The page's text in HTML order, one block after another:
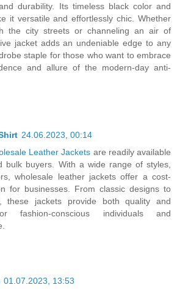
durability. Its timeless black color and
it versatile and effortlessly chic. Whether
the city streets or channeling an air of
jacket adds an undeniable edge to any
staple for those who want to embrace
and allure of the modern-day anti-
24.06.2023, 00:14
Leather Jackets are readily available
bulk buyers. With a wide range of styles,
wholesale leather jackets offer a cost-
for businesses. From classic designs to
these jackets provide both quality and
fashion-conscious individuals and
01.07.2023, 13:53